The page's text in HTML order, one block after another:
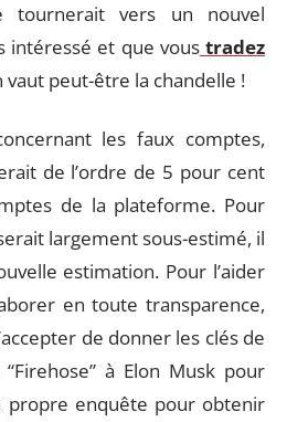
tournerait vers un nouvel
intéressé et que voustradez
vaut peut-être la chandelle !
les faux comptes,
de l’ordre de 5 pour cent
de la plateforme. Pour
largement sous-estimé, il
estimation. Pour l’aider
en toute transparence,
de donner les clés de
à Elon Musk pour
propre enquête pour obtenir